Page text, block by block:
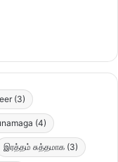
(3)
(4)
இரத்தம் சுத்தமாக (3)